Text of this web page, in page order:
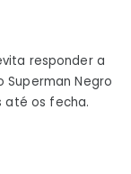
responder a
Negro
até os fecha.